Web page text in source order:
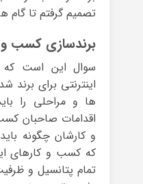
تصمیم گرفتم تا گام
برندسازی کسب و
سوال این است
اینترنتی برای
ها و مراحلی را
اقدامات صاحبان
و کارشان چگونه
که کسب و کارهای
تمام پتانسیل و